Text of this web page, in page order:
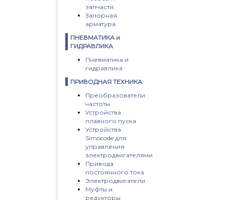
запчасти
Запорная
арматура
ПНЕВМАТИКА и
ГИДРАВЛИКА
Пневматика и
гидравлика
ПРИВОДНАЯ ТЕХНИКА:
Преобразователи
частоты
Устройства
плавного пуска
Устройства
Simocode для
управления
электродвигателями
Привода
постоянного тока
Электродвигатели
Муфты и
редукторы